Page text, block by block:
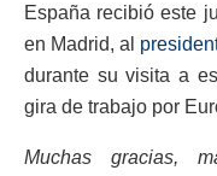
España recibió este
en Madrid, al
durante su visita a
gira de trabajo por
Muchas gracias,